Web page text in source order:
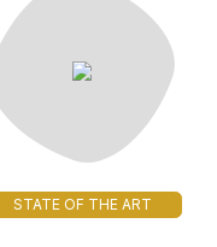
STATE OF THE ART